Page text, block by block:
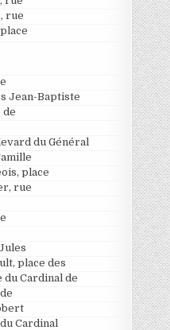
rue
Jean-Baptiste
de
du Général
place
rue
place des
Cardinal de
Cardinal